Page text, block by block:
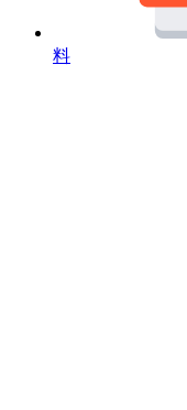
料